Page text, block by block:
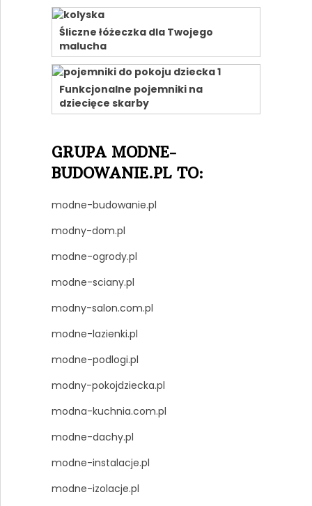
Śliczne łóżeczka dla Twojego
malucha
Funkcjonalne pojemniki na
dziecięce skarby
GRUPA MODNE-
BUDOWANIE.PL TO:
modne-budowanie.pl
modny-dom.pl
modne-ogrody.pl
modne-sciany.pl
modny-salon.com.pl
modne-lazienki.pl
modne-podlogi.pl
modny-pokojdziecka.pl
modna-kuchnia.com.pl
modne-dachy.pl
modne-instalacje.pl
modne-izolacje.pl